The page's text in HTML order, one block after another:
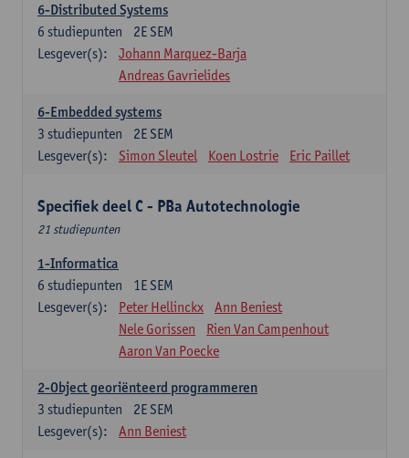
6-Distributed Systems
2E SEM
6 studiepunten
Lesgever(s):
Johann Marquez-Barja
Andreas Gavrielides
6-Embedded systems
2E SEM
3 studiepunten
Lesgever(s):
Simon Sleutel Koen Lostrie Eric Paillet
Specifiek deel C - PBa Autotechnologie
21 studiepunten
1-Informatica
1E SEM
6 studiepunten
Lesgever(s):
Peter Hellinckx
Ann Beniest
Nele Gorissen
Rien Van Campenhout
Aaron Van Poecke
2-Object georiënteerd programmeren
2E SEM
3 studiepunten
Lesgever(s):
Ann Beniest